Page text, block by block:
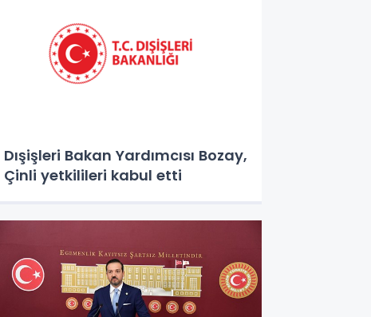
Dışişleri Bakan Yardımcısı Bozay,
Çinli yetkilileri kabul etti